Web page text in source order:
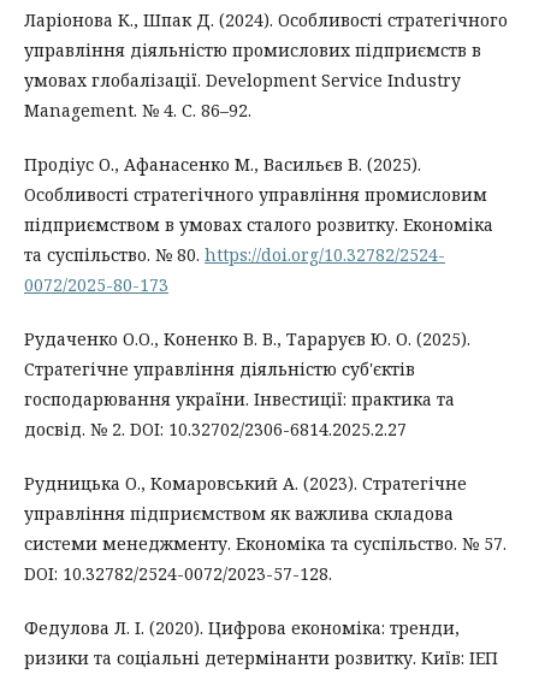
Ларіонова К., Шпак Д. (2024). Особливості стратегічного
управління діяльністю промислових підприємств в
умовах глобалізації. Development Service Industry
Management. № 4. С. 86–92.
Продіус О., Афанасенко М., Васильєв В. (2025).
Особливості стратегічного управління промисловим
підприємством в умовах сталого розвитку. Економіка
та суспільство. № 80. https://doi.org/10.32782/2524-
0072/2025-80-173
Рудаченко О.О., Коненко В. В., Тараруєв Ю. О. (2025).
Стратегічне управління діяльністю суб'єктів
господарювання україни. Інвестиції: практика та
досвід. № 2. DOI: 10.32702/2306-6814.2025.2.27
Рудницька О., Комаровський А. (2023). Стратегічне
управління підприємством як важлива складова
системи менеджменту. Економіка та суспільство. № 57.
DOI: 10.32782/2524-0072/2023-57-128.
Федулова Л. І. (2020). Цифрова економіка: тренди,
ризики та соціальні детермінанти розвитку. Київ: ІЕП